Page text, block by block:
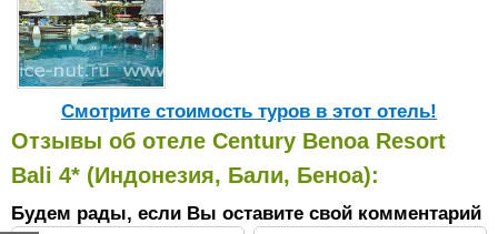
Cмотрите стоимость туров в этот отель!
Отзывы об отеле Century Benoa Resort
Bali 4* (Индонезия, Бали, Беноа):
Будем рады, если Вы оставите свой комментарий